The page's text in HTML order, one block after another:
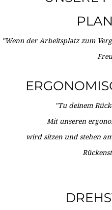
"Wenn der Arbeitsplatz zum
"Tu deinem
Mit unseren
wird sitzen und stehen